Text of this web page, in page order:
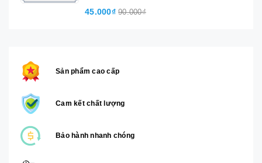
45.000₫ 90.000₫
Sản phẩm cao cấp
Cam kết chất lượng
Bảo hành nhanh chóng